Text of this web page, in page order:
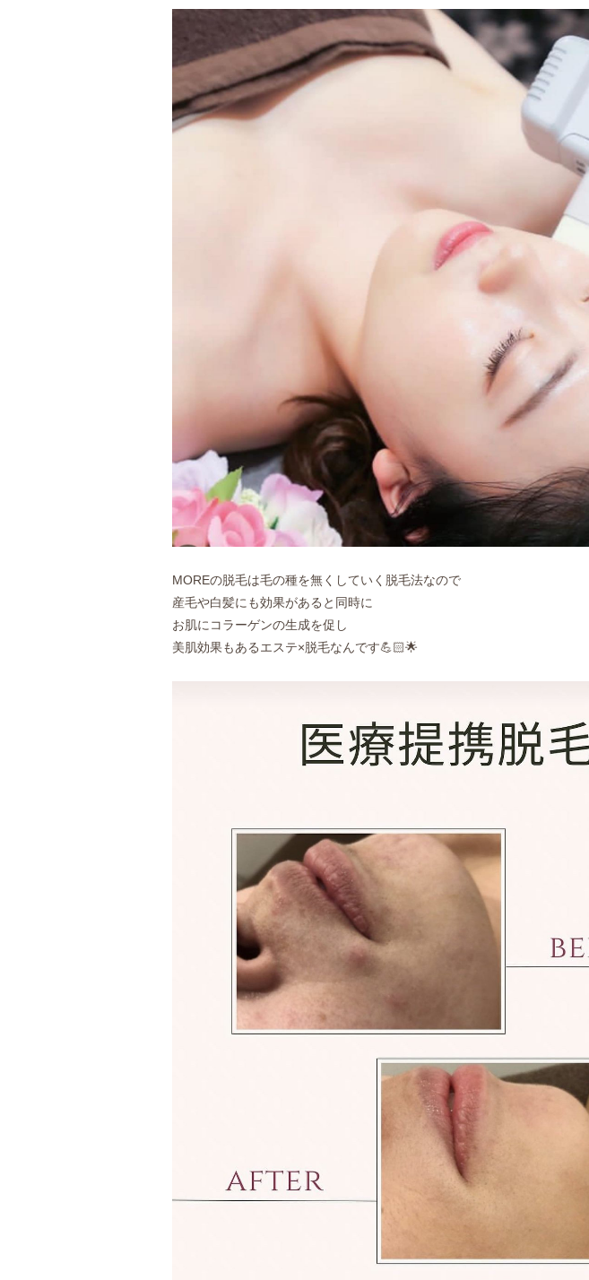
MOREの脱毛は毛の種を無くしていく脱毛法なので
産毛や白髪にも効果があると同時に
お肌にコラーゲンの生成を促し
美肌効果もあるエステ×脱毛なんです💪🏻🌟